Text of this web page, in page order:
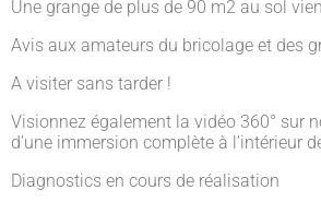
Une grange de plus de 90 m2 au sol
Avis aux amateurs du bricolage et des
A visiter sans tarder !
Visionnez également la vidéo 360° sur
d’une immersion complète à l’intérieur
Diagnostics en cours de réalisation